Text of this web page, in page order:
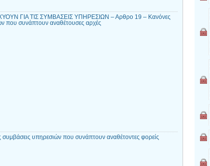
ΓΙΑ ΤΙΣ ΣΥΜΒΑΣΕΙΣ ΥΠΗΡΕΣΙΩΝ – Αρθρο 19 – Κανόνες
που συνάπτουν αναθέτουσες αρχές
υπηρεσιών που συνάπτουν αναθέτοντες φορείς